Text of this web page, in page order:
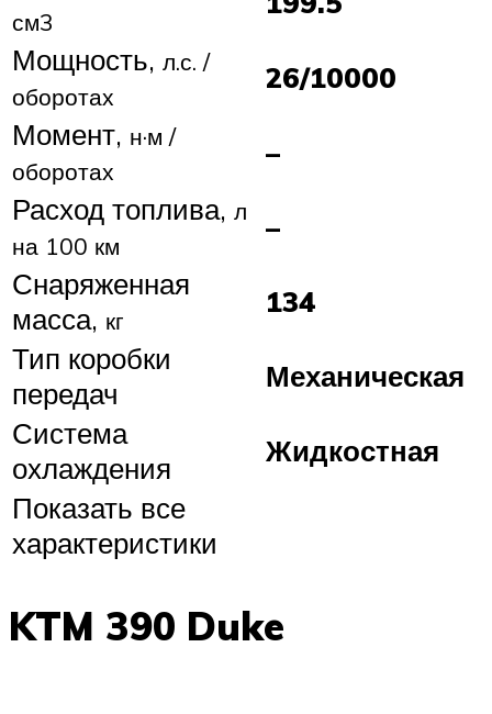
см3
Мощность, л.с. /
оборотах
26/10000
Момент, н·м /
оборотах
–
Расход топлива, л
на 100 км
–
Снаряженная
масса, кг
134
Тип коробки
передач
Механическая
Система
охлаждения
Жидкостная
Показать все
характеристики
KTM 390 Duke